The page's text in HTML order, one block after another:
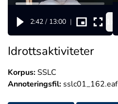
2:42 / 13:00 |
Idrottsaktiviteter
Korpus:SSLC
Annoteringsfil: sslc01_162.eaf